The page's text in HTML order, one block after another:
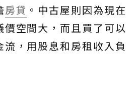
房貸 。中古屋則因為現在
價空間大，而且買了可以
，用股息和房租收入負